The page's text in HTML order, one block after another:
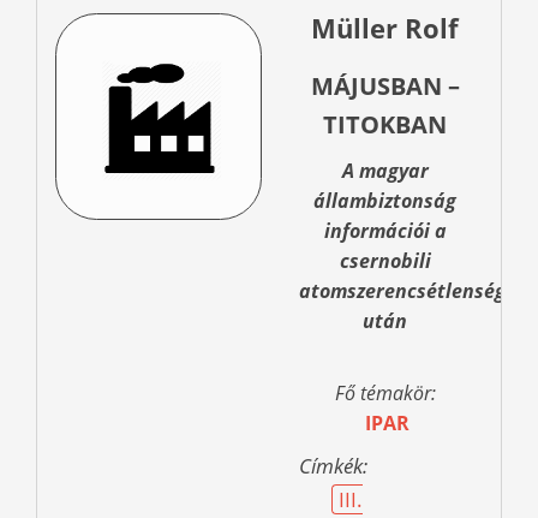
Müller Rolf
MÁJUSBAN –
TITOKBAN
A magyar
állambiztonság
információi a
csernobili
atomszerencsétlenség
után
Fő témakör:
IPAR
Címkék:
III.